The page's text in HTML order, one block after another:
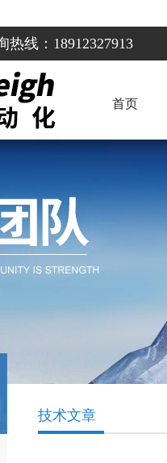
线：18912327913
首页
技术文章